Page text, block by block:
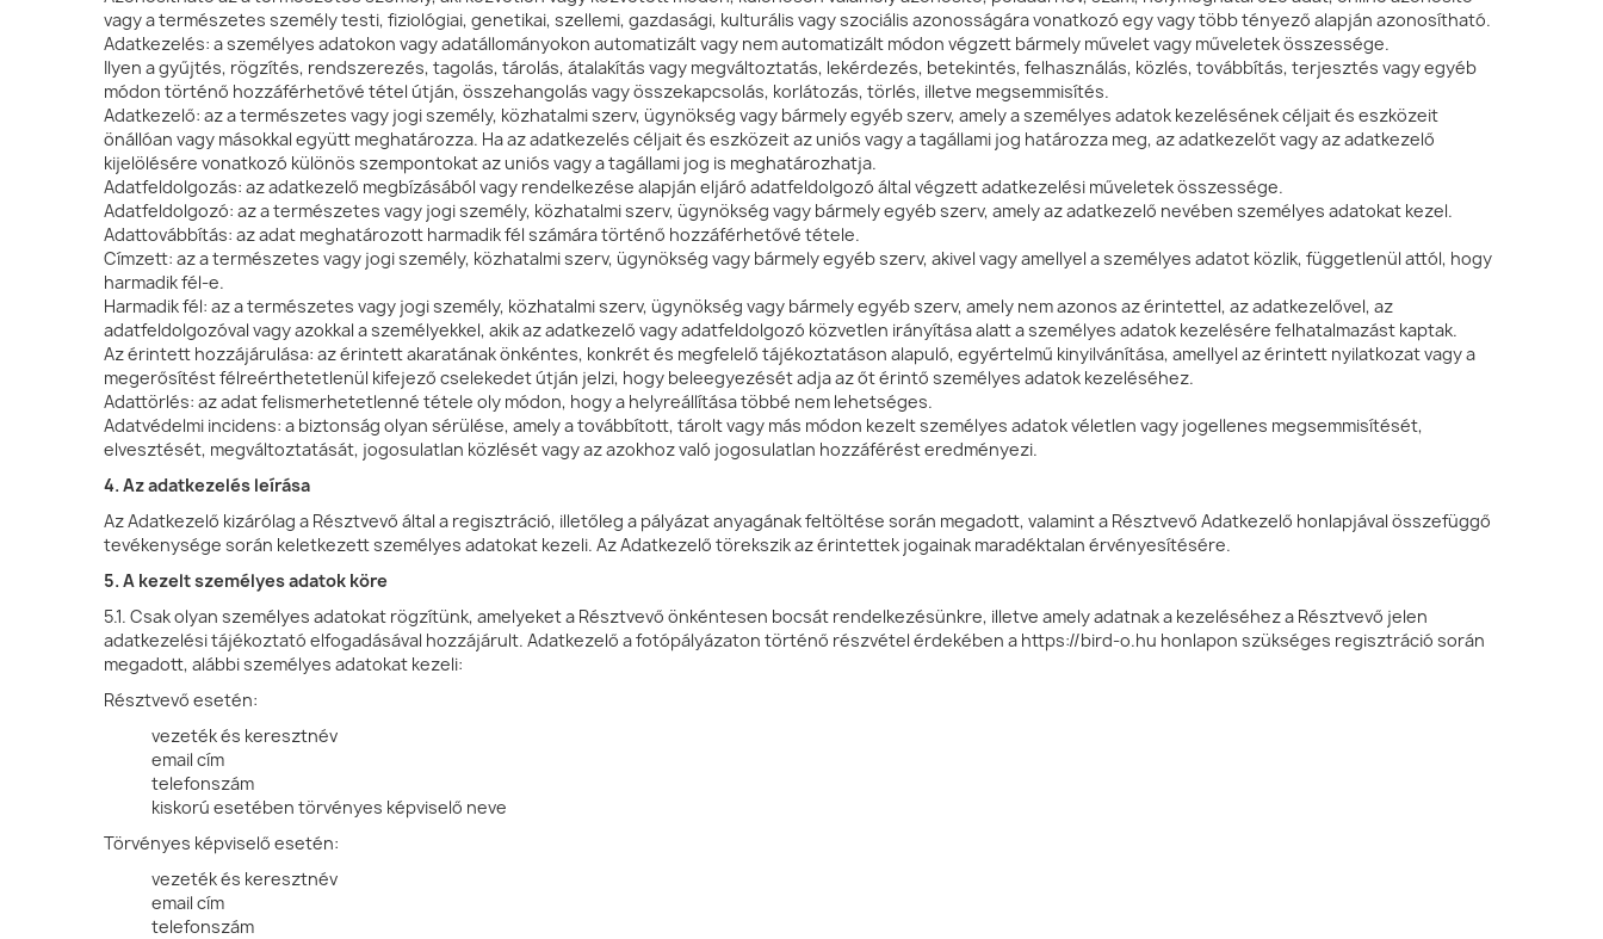
vagy a természetes személy testi, fiziológiai, genetikai, szellemi, gazdasági, kulturális vagy szociális azonosságára vonatkozó egy vagy több tényező alapján azonosítható.
Adatkezelés: a személyes adatokon vagy adatállományokon automatizált vagy nem automatizált módon végzett bármely művelet vagy műveletek összessége.
Ilyen a gyűjtés, rögzítés, rendszerezés, tagolás, tárolás, átalakítás vagy megváltoztatás, lekérdezés, betekintés, felhasználás, közlés, továbbítás, terjesztés vagy egyéb
módon történő hozzáférhetővé tétel útján, összehangolás vagy összekapcsolás, korlátozás, törlés, illetve megsemmisítés.
Adatkezelő: az a természetes vagy jogi személy, közhatalmi szerv, ügynökség vagy bármely egyéb szerv, amely a személyes adatok kezelésének céljait és eszközeit
önállóan vagy másokkal együtt meghatározza. Ha az adatkezelés céljait és eszközeit az uniós vagy a tagállami jog határozza meg, az adatkezelőt vagy az adatkezelő
kijelölésére vonatkozó különös szempontokat az uniós vagy a tagállami jog is meghatározhatja.
Adatfeldolgozás: az adatkezelő megbízásából vagy rendelkezése alapján eljáró adatfeldolgozó által végzett adatkezelési műveletek összessége.
Adatfeldolgozó: az a természetes vagy jogi személy, közhatalmi szerv, ügynökség vagy bármely egyéb szerv, amely az adatkezelő nevében személyes adatokat kezel.
Adattovábbítás: az adat meghatározott harmadik fél számára történő hozzáférhetővé tétele.
Címzett: az a természetes vagy jogi személy, közhatalmi szerv, ügynökség vagy bármely egyéb szerv, akivel vagy amellyel a személyes adatot közlik, függetlenül attól, hogy
harmadik fél-e.
Harmadik fél: az a természetes vagy jogi személy, közhatalmi szerv, ügynökség vagy bármely egyéb szerv, amely nem azonos az érintettel, az adatkezelővel, az
adatfeldolgozóval vagy azokkal a személyekkel, akik az adatkezelő vagy adatfeldolgozó közvetlen irányítása alatt a személyes adatok kezelésére felhatalmazást kaptak.
Az érintett hozzájárulása: az érintett akaratának önkéntes, konkrét és megfelelő tájékoztatáson alapuló, egyértelmű kinyilvánítása, amellyel az érintett nyilatkozat vagy a
megerősítést félreérthetetlenül kifejező cselekedet útján jelzi, hogy beleegyezését adja az őt érintő személyes adatok kezeléséhez.
Adattörlés: az adat felismerhetetlenné tétele oly módon, hogy a helyreállítása többé nem lehetséges.
Adatvédelmi incidens: a biztonság olyan sérülése, amely a továbbított, tárolt vagy más módon kezelt személyes adatok véletlen vagy jogellenes megsemmisítését,
elvesztését, megváltoztatását, jogosulatlan közlését vagy az azokhoz való jogosulatlan hozzáférést eredményezi.
4. Az adatkezelés leírása
Az Adatkezelő kizárólag a Résztvevő által a regisztráció, illetőleg a pályázat anyagának feltöltése során megadott, valamint a Résztvevő Adatkezelő honlapjával összefüggő
tevékenysége során keletkezett személyes adatokat kezeli. Az Adatkezelő törekszik az érintettek jogainak maradéktalan érvényesítésére.
5. A kezelt személyes adatok köre
5.1. Csak olyan személyes adatokat rögzítünk, amelyeket a Résztvevő önkéntesen bocsát rendelkezésünkre, illetve amely adatnak a kezeléséhez a Résztvevő jelen
adatkezelési tájékoztató elfogadásával hozzájárult. Adatkezelő a fotópályázaton történő részvétel érdekében a https://bird-o.hu honlapon szükséges regisztráció során
megadott, alábbi személyes adatokat kezeli:
Résztvevő esetén:
vezeték és keresztnév
email cím
telefonszám
kiskorú esetében törvényes képviselő neve
Törvényes képviselő esetén:
vezeték és keresztnév
email cím
telefonszám